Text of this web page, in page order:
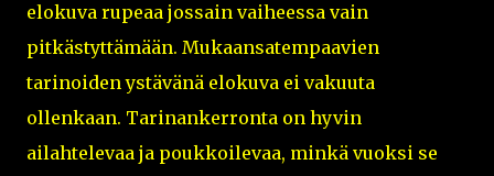
elokuva rupeaa jossain vaiheessa vain
pitkästyttämään. Mukaansatempaavien
tarinoiden ystävänä elokuva ei vakuuta
ollenkaan. Tarinankerronta on hyvin
ailahtelevaa ja poukkoilevaa, minkä vuoksi se